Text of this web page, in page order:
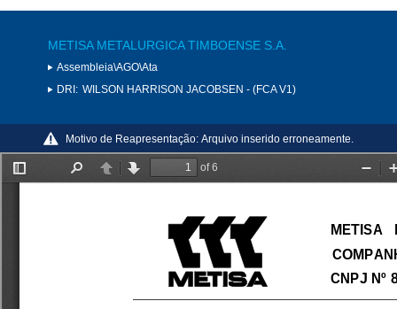
METISA METALURGICA TIMBOENSE S.A.
Assembleia\AGO\Ata
DRI: WILSON HARRISON JACOBSEN - (FCA V1)
Motivo de Reapresentação: Arquivo inserido erroneamente.